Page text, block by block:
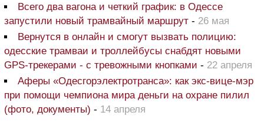
Всего два вагона и четкий график: в Одессе
запустили новый трамвайный маршрут - 26 мая
Вернутся в онлайн и смогут вызвать полицию:
одесские трамваи и троллейбусы снабдят новыми
GPS-трекерами - с тревожными кнопками - 22 апреля
Аферы «Одесгорэлектротранса»: как экс-вице-мэр
при помощи чемпиона мира деньги на охране пилил
(фото, документы) - 14 апреля